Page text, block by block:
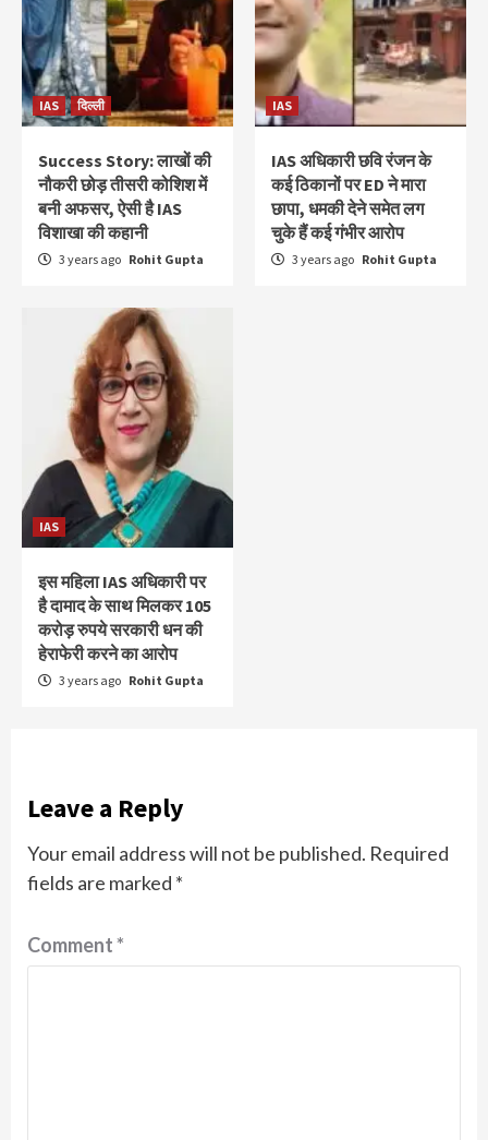
IAS दिल्ली
Success Story: लाखों की
नौकरी छोड़ तीसरी कोशिश में
बनी अफसर, ऐसी है IAS
विशाखा की कहानी
3 years ago Rohit Gupta
IAS
IAS अधिकारी छवि रंजन के
कई ठिकानों पर ED ने मारा
छापा, धमकी देने समेत लग
चुके हैं कई गंभीर आरोप
3 years ago Rohit Gupta
IAS
इस महिला IAS अधिकारी पर
है दामाद के साथ मिलकर 105
करोड़ रुपये सरकारी धन की
हेराफेरी करने का आरोप
3 years ago Rohit Gupta
Leave a Reply
Your email address will not be published. Required
fields are marked *
Comment*